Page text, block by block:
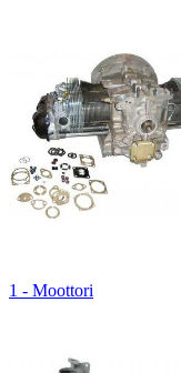
1 - Moottori